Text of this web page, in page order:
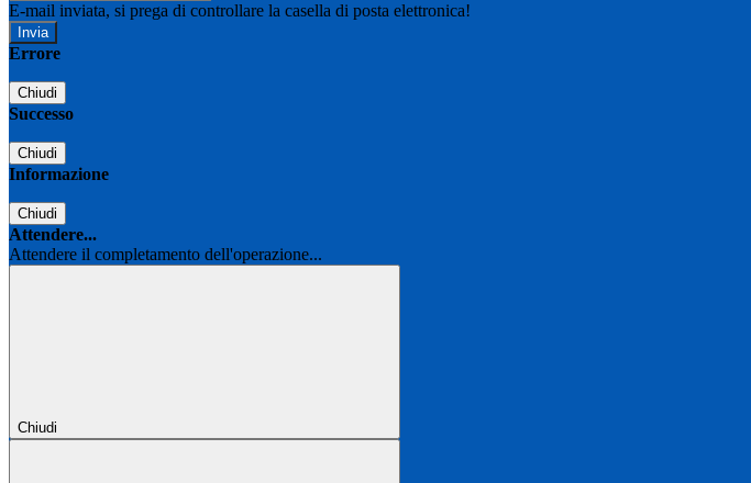
E-mail inviata, si prega di controllare la casella di posta elettronica!
Errore
Chiudi
Successo
Chiudi
Informazione
Chiudi
Attendere...
Attendere il completamento dell'operazione...
Chiudi